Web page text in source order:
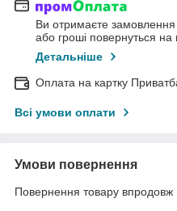
Ви отримаєте замовлення
або гроші повернуться на
Детальніше
Оплата на картку
Всі умови оплати
Умови повернення
Повернення товару впродовж